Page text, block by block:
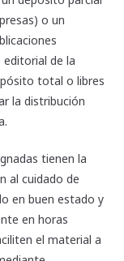
o un
de la
total o libres
la distribución
tienen la
al cuidado de
en buen estado y
en horas
el material a